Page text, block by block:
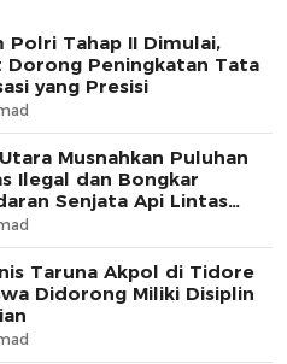
Tahap II Dimulai,
Dorong Peningkatan Tata
yang Presisi
Musnahkan Puluhan
Ilegal dan Bongkar
Senjata Api Lintas
Taruna Akpol di Tidore
Didorong Miliki Disiplin